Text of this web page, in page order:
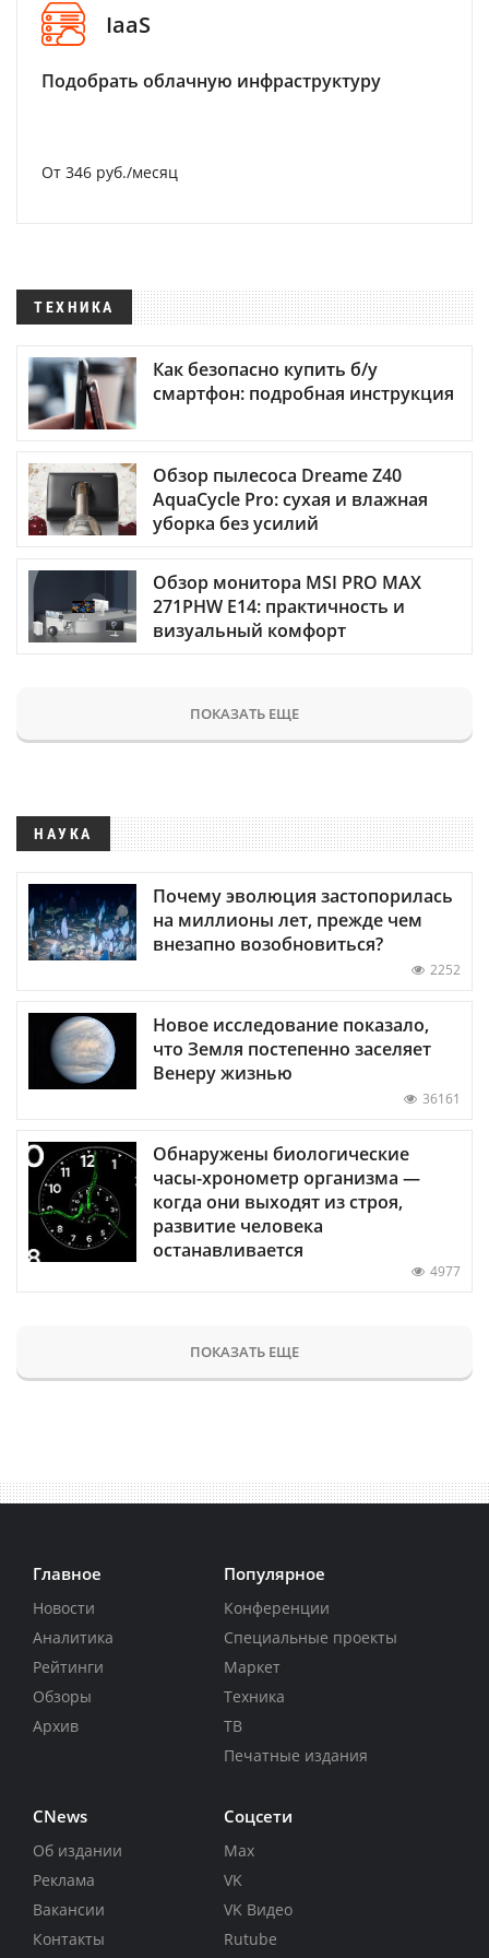
IaaS
Подобрать облачную инфраструктуру
От 346 руб./месяц
ТЕХНИКА
Как безопасно купить б/у
смартфон: подробная инструкция
Обзор пылесоса Dreame Z40
AquaCycle Pro: сухая и влажная
уборка без усилий
Обзор монитора MSI PRO MAX
271PHW E14: практичность и
визуальный комфорт
ПОКАЗАТЬ ЕЩЕ
НАУКА
Почему эволюция застопорилась
на миллионы лет, прежде чем
внезапно возобновиться?
2252
Новое исследование показало,
что Земля постепенно заселяет
Венеру жизнью
36161
Обнаружены биологические
часы-хронометр организма —
когда они выходят из строя,
развитие человека
останавливается
4977
ПОКАЗАТЬ ЕЩЕ
Главное
Новости
Аналитика
Рейтинги
Обзоры
Архив
Популярное
Конференции
Специальные проекты
Маркет
Техника
ТВ
Печатные издания
CNews
Об издании
Реклама
Вакансии
Контакты
Соцсети
Max
VK
VK Видео
Rutube